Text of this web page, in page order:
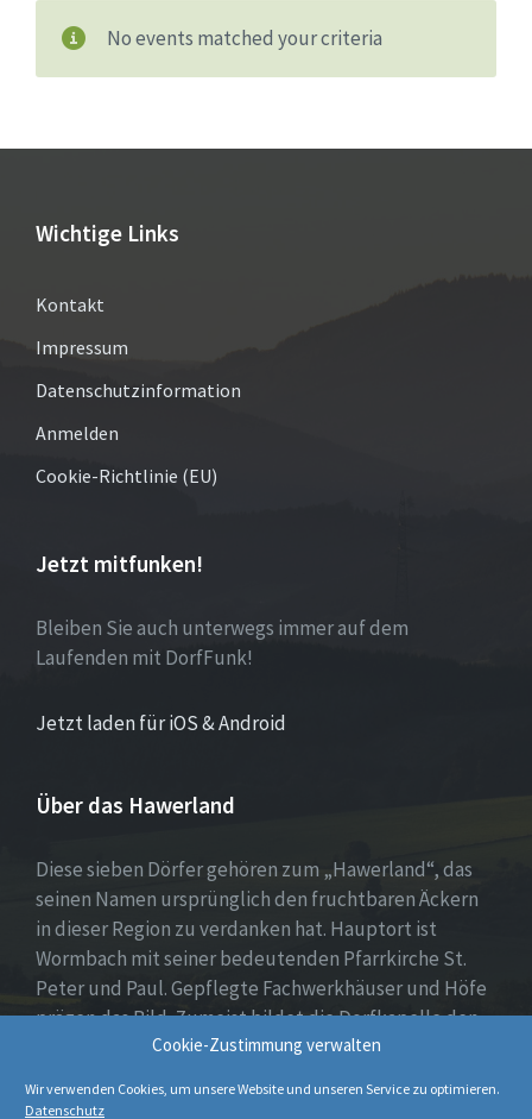
Cookie-Zustimmung verwalten
Wir verwenden Cookies, um unsere Website und unseren Service zu optimieren.
Datenschutz
No events matched your criteria
Wichtige Links
Kontakt
Impressum
Datenschutzinformation
Anmelden
Cookie-Richtlinie (EU)
Jetzt mitfunken!
Bleiben Sie auch unterwegs immer auf dem
Laufenden mit DorfFunk!
Jetzt laden für iOS & Android
Über das Hawerland
Diese sieben Dörfer gehören zum „Hawerland“, das
seinen Namen ursprünglich den fruchtbaren Äckern
in dieser Region zu verdanken hat. Hauptort ist
Wormbach mit seiner bedeutenden Pfarrkirche St.
Peter und Paul. Gepflegte Fachwerkhäuser und Höfe
prägen das Bild. Zumeist bildet die Dorfkapelle den
Mittelpunkt, umgeben von Wohnhäusern, Spiel- oder